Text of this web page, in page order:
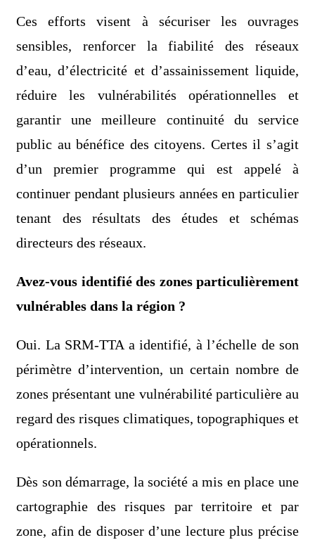
Ces efforts visent à sécuriser les ouvrages
sensibles, renforcer la fiabilité des réseaux
d’eau, d’électricité et d’assainissement liquide,
réduire les vulnérabilités opérationnelles et
garantir une meilleure continuité du service
public au bénéfice des citoyens. Certes il s’agit
d’un premier programme qui est appelé à
continuer pendant plusieurs années en particulier
tenant des résultats des études et schémas
directeurs des réseaux.
Avez-vous identifié des zones particulièrement
vulnérables dans la région ?
Oui. La SRM-TTA a identifié, à l’échelle de son
périmètre d’intervention, un certain nombre de
zones présentant une vulnérabilité particulière au
regard des risques climatiques, topographiques et
opérationnels.
Dès son démarrage, la société a mis en place une
cartographie des risques par territoire et par
zone, afin de disposer d’une lecture plus précise